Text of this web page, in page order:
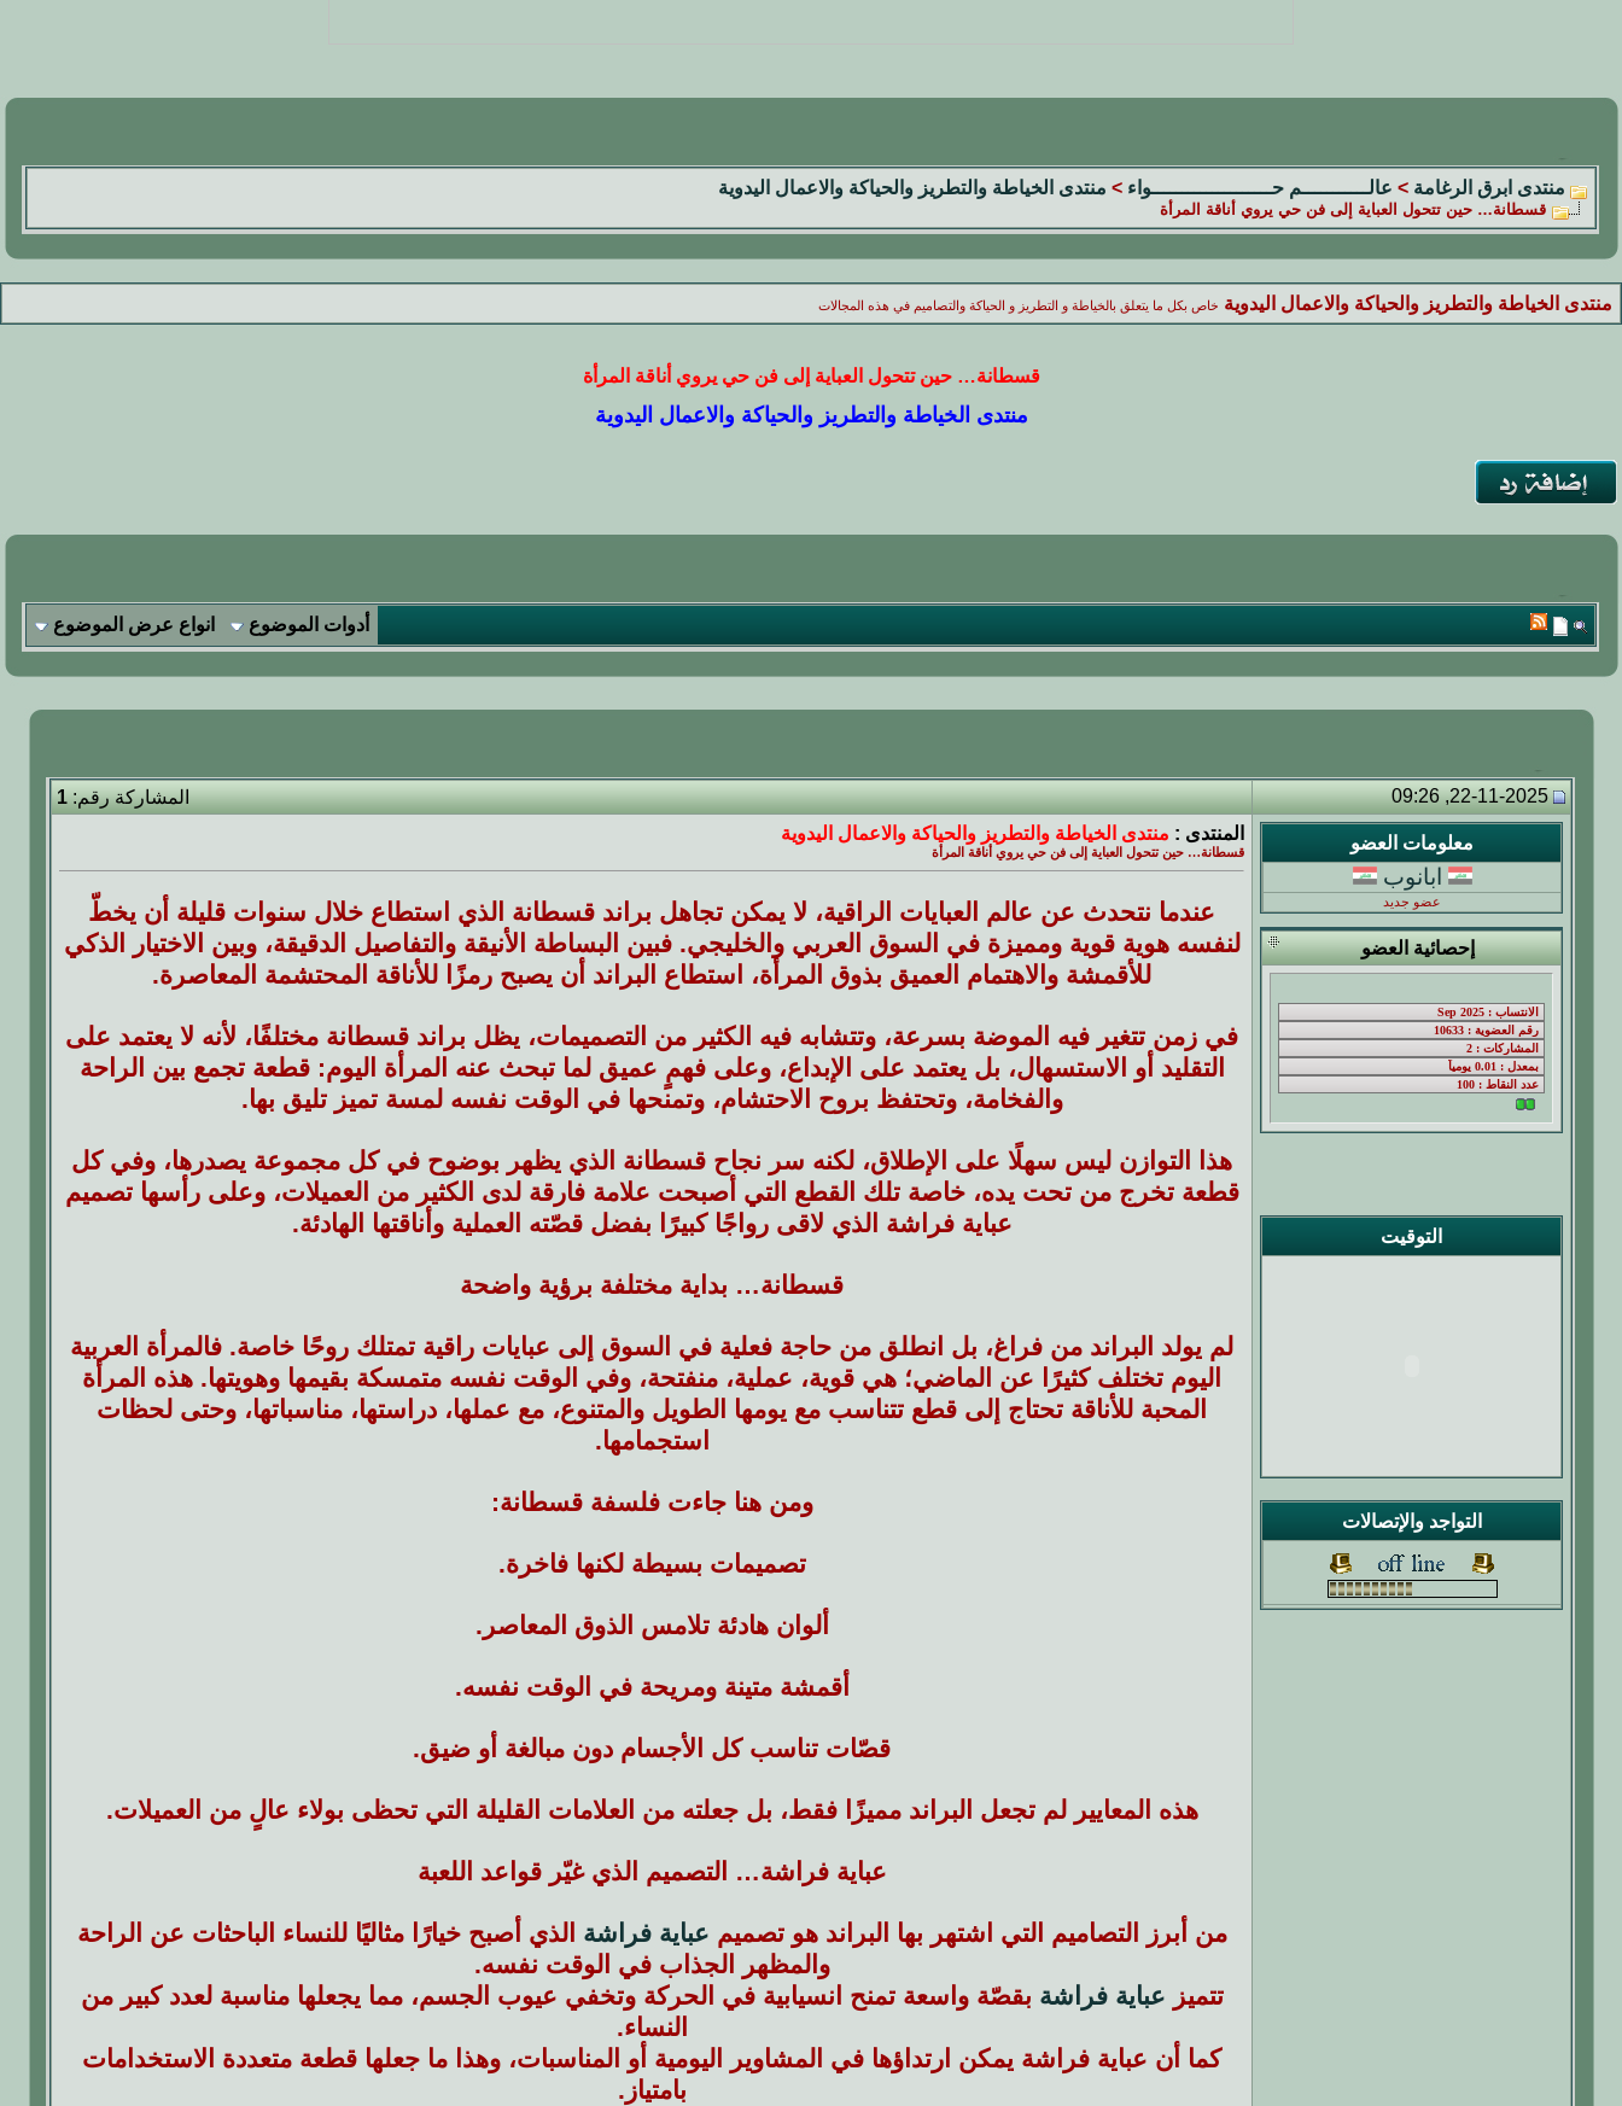
منتدى ابرق الرغامة > عالـــــــــــم حــــــــــــــــــــواء > منتدى الخياطة والتطريز والحياكة والاعمال اليدوية
قسطانة… حين تتحول العباية إلى فن حي يروي أناقة المرأة
منتدى الخياطة والتطريز والحياكة والاعمال اليدوية خاص بكل ما يتعلق بالخياطة و التطريز و الحياكة والتصاميم في هذه المجالات
قسطانة… حين تتحول العباية إلى فن حي يروي أناقة المرأة
منتدى الخياطة والتطريز والحياكة والاعمال اليدوية
أدوات الموضوع انواع عرض الموضوع
22-11-2025, 09:26 المشاركة رقم:1
معلومات العضو
ابانوب
عضو جديد
إحصائية العضو
التوقيت
التواجد والإتصالات
المنتدى : منتدى الخياطة والتطريز والحياكة والاعمال اليدوية
قسطانة… حين تتحول العباية إلى فن حي يروي أناقة المرأة
عندما نتحدث عن عالم العبايات الراقية، لا يمكن تجاهل براند قسطانة الذي استطاع خلال سنوات قليلة أن يخطّ
لنفسه هوية قوية ومميزة في السوق العربي والخليجي. فبين البساطة الأنيقة والتفاصيل الدقيقة، وبين الاختيار الذكي
للأقمشة والاهتمام العميق بذوق المرأة، استطاع البراند أن يصبح رمزًا للأناقة المحتشمة المعاصرة.
في زمن تتغير فيه الموضة بسرعة، وتتشابه فيه الكثير من التصميمات، يظل براند قسطانة مختلفًا، لأنه لا يعتمد على
التقليد أو الاستسهال، بل يعتمد على الإبداع، وعلى فهمٍ عميق لما تبحث عنه المرأة اليوم: قطعة تجمع بين الراحة
والفخامة، وتحتفظ بروح الاحتشام، وتمنحها في الوقت نفسه لمسة تميز تليق بها.
هذا التوازن ليس سهلًا على الإطلاق، لكنه سر نجاح قسطانة الذي يظهر بوضوح في كل مجموعة يصدرها، وفي كل
قطعة تخرج من تحت يده، خاصة تلك القطع التي أصبحت علامة فارقة لدى الكثير من العميلات، وعلى رأسها تصميم
عباية فراشة الذي لاقى رواجًا كبيرًا بفضل قصّته العملية وأناقتها الهادئة.
قسطانة… بداية مختلفة برؤية واضحة
لم يولد البراند من فراغ، بل انطلق من حاجة فعلية في السوق إلى عبايات راقية تمتلك روحًا خاصة. فالمرأة العربية
اليوم تختلف كثيرًا عن الماضي؛ هي قوية، عملية، منفتحة، وفي الوقت نفسه متمسكة بقيمها وهويتها. هذه المرأة
المحبة للأناقة تحتاج إلى قطع تتناسب مع يومها الطويل والمتنوع، مع عملها، دراستها، مناسباتها، وحتى لحظات
استجمامها.
ومن هنا جاءت فلسفة قسطانة:
تصميمات بسيطة لكنها فاخرة.
ألوان هادئة تلامس الذوق المعاصر.
أقمشة متينة ومريحة في الوقت نفسه.
قصّات تناسب كل الأجسام دون مبالغة أو ضيق.
هذه المعايير لم تجعل البراند مميزًا فقط، بل جعلته من العلامات القليلة التي تحظى بولاء عالٍ من العميلات.
عباية فراشة… التصميم الذي غيّر قواعد اللعبة
من أبرز التصاميم التي اشتهر بها البراند هو تصميم عباية فراشة الذي أصبح خيارًا مثاليًا للنساء الباحثات عن الراحة
والمظهر الجذاب في الوقت نفسه.
تتميز عباية فراشة بقصّة واسعة تمنح انسيابية في الحركة وتخفي عيوب الجسم، مما يجعلها مناسبة لعدد كبير من
النساء.
كما أن عباية فراشة يمكن ارتداؤها في المشاوير اليومية أو المناسبات، وهذا ما جعلها قطعة متعددة الاستخدامات
بامتياز.